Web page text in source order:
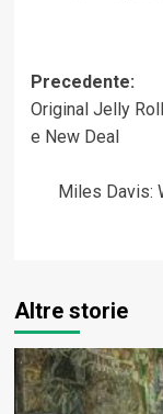
articolo
Precedente:
Original Jelly
e New Deal
Miles Davis:
Altre storie